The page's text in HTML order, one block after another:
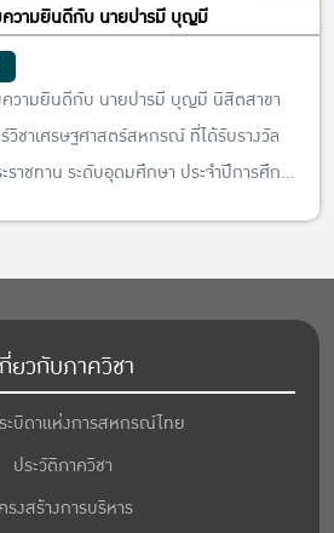
วามยินดีกับ นายปารมี บุญมี
วามยินดีกับ นายปารมี บุญมี นิสิตสาขา
วิชาเศรษฐศาสตร์สหกรณ์ ที่ได้รับรางวัล
าชทาน ระดับอุดมศึกษา ประจำปีการศึกษา
ยวกับภาควิชา
ะบิดาแห่งการสหกรณ์ไทย
ประวัติภาควิชา
รงสร้างการบริหาร